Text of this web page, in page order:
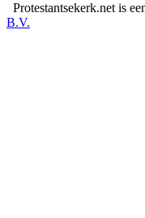
Protestantsekerk.net is
B.V.